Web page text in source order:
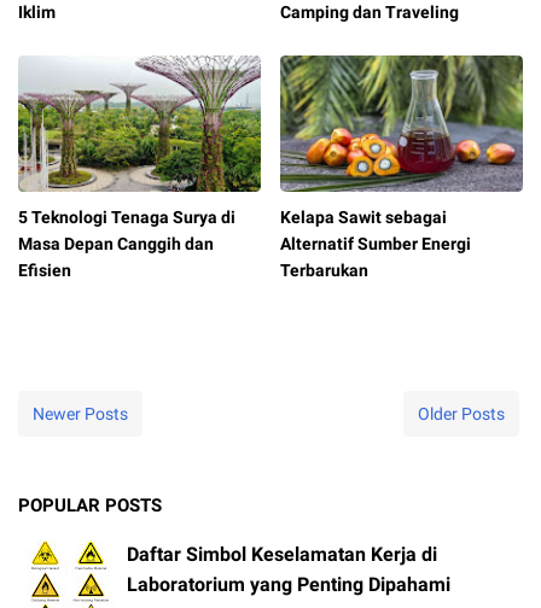
Iklim
Camping dan Traveling
5 Teknologi Tenaga Surya di
Masa Depan Canggih dan
Efisien
Kelapa Sawit sebagai
Alternatif Sumber Energi
Terbarukan
Newer Posts Older Posts
POPULAR POSTS
Daftar Simbol Keselamatan Kerja di
Laboratorium yang Penting Dipahami